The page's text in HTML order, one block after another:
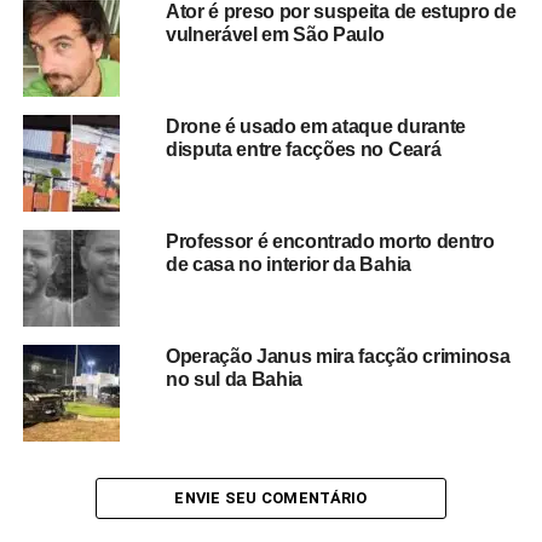
homicídio, além de apurar se houve participação de
outras pessoas.
O caso segue sob responsabilidade das autoridades
mineiras, que darão continuidade às diligências para
esclarecer todos os detalhes do assassinato que chocou
moradores da capital.
Ator é preso por suspeita de estupro de
vulnerável em São Paulo
Drone é usado em ataque durante
disputa entre facções no Ceará
Professor é encontrado morto dentro
de casa no interior da Bahia
Operação Janus mira facção criminosa
no sul da Bahia
ENVIE SEU COMENTÁRIO